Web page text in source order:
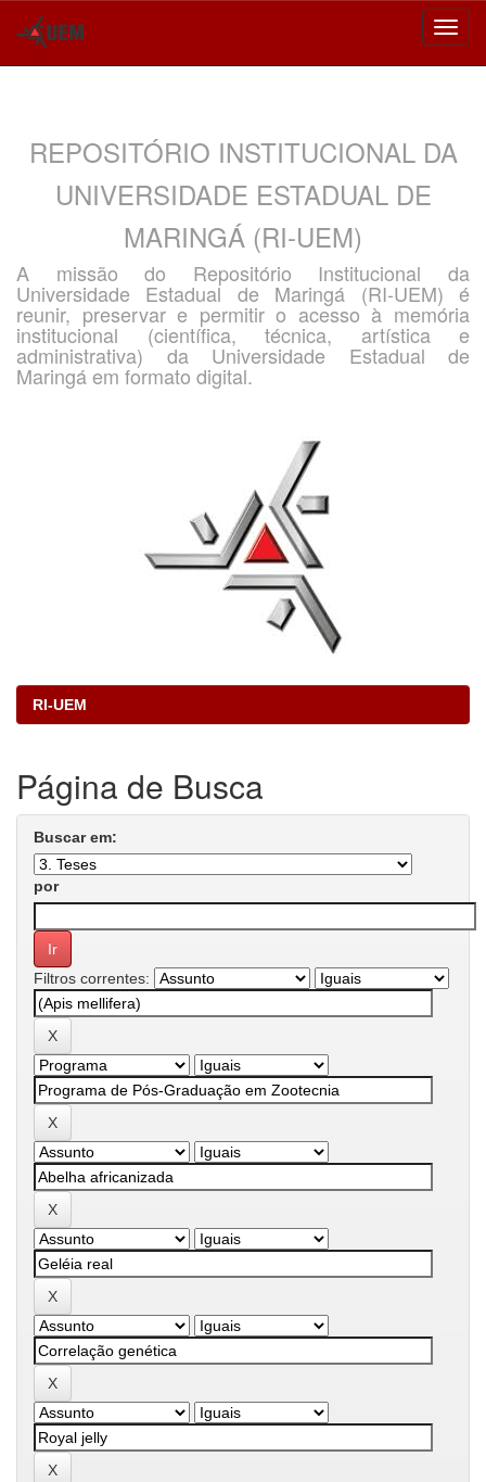
REPOSITÓRIO INSTITUCIONAL DA
UNIVERSIDADE ESTADUAL DE
MARINGÁ (RI-UEM)
A missão do Repositório Institucional da
Universidade Estadual de Maringá (RI-UEM) é
reunir, preservar e permitir o acesso à memória
institucional (científica, técnica, artística e
administrativa) da Universidade Estadual de
Maringá em formato digital.
RI-UEM
Página de Busca
Buscar em:
por
Filtros correntes: